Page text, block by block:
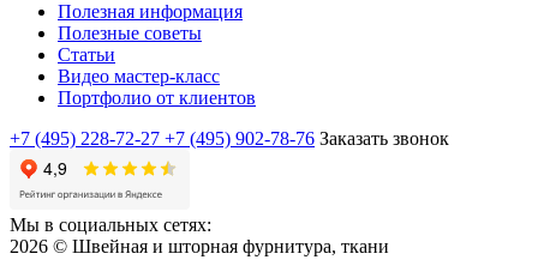
Полезная информация
Полезные советы
Статьи
Видео мастер-класс
Портфолио от клиентов
+7 (495) 228-72-27 +7 (495) 902-78-76 Заказать звонок
Мы в социальных сетях:
2026 © Швейная и шторная фурнитура, ткани